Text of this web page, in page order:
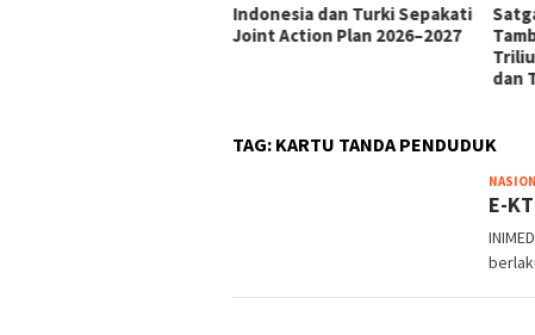
Indonesia dan Turki Sepakati
Joint Action Plan 2026–2027
dan
TAG: KARTU TANDA PENDUDUK
E-